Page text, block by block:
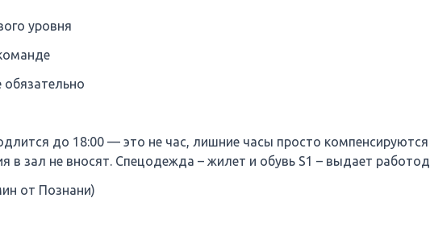
уровня
до 18:00 — это не час, лишние часы просто компенсируются
зал не вносят. Спецодежда – жилет и обувь S1 – выдает
от Познани)